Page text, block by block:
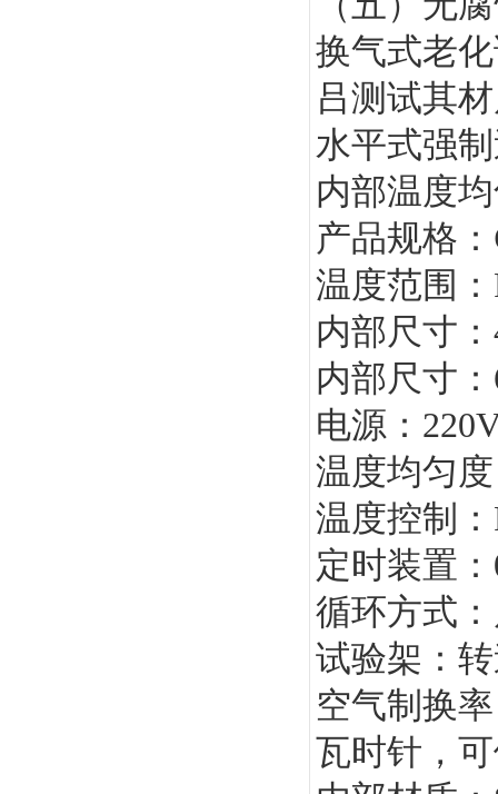
换气式老
吕测试其
水平式强
内部温度
产品规格：
温度范围
内部尺寸
内部尺寸
电源：
温度均匀
温度控制
定时装置
循环方式
试验架：
空气制换
瓦时针，